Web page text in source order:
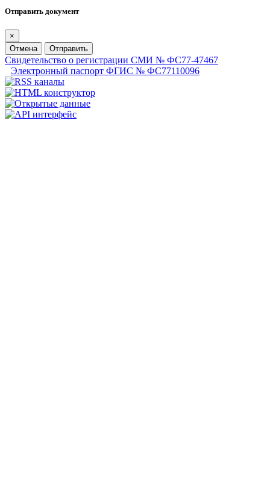
Отправить документ
×
Отмена
Отправить
Свидетельство о регистрации СМИ № ФС77-47467
Электронный паспорт ФГИС № ФС77110096